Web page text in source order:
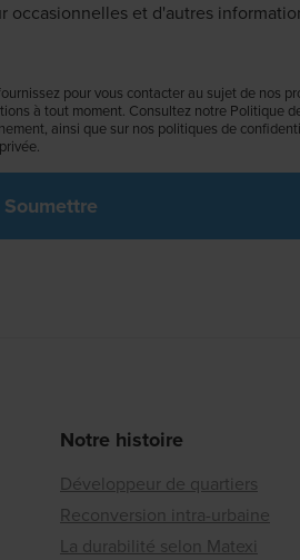
occasionnelles et d'autres
pour vous contacter au sujet de nos
à tout moment. Consultez notre Politique
ainsi que sur nos politiques de
Notre histoire
Développeur de quartiers
Reconversion intra-urbaine
La durabilité selon Matexi